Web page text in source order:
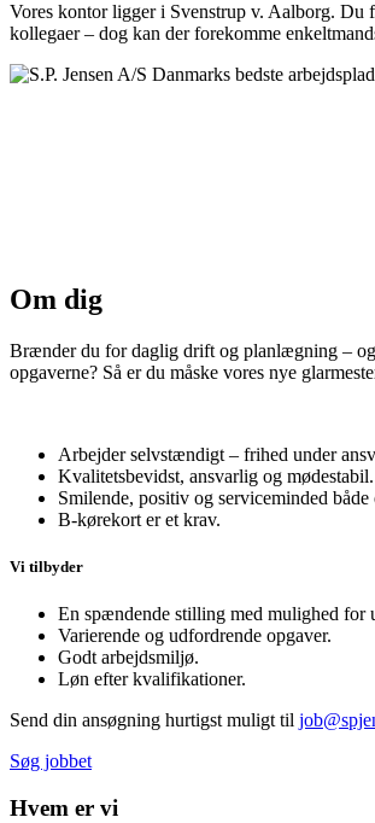
Vores kontor ligger i Svenstrup v. Aalborg. Du
kollegaer – dog kan der forekomme
Om dig
Brænder du for daglig drift og planlægning – og
opgaverne? Så er du måske vores nye
Arbejder selvstændigt – frihed under
Kvalitetsbevidst, ansvarlig og mødestabil.
Smilende, positiv og serviceminded
B-kørekort er et krav.
Vi tilbyder
En spændende stilling med mulighed for
Varierende og udfordrende opgaver.
Godt arbejdsmiljø.
Løn efter kvalifikationer.
Send din ansøgning hurtigst muligt til
Søg jobbet
Hvem er vi